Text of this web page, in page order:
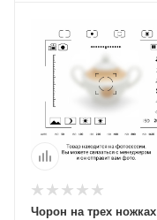
Чорон на трех ножках